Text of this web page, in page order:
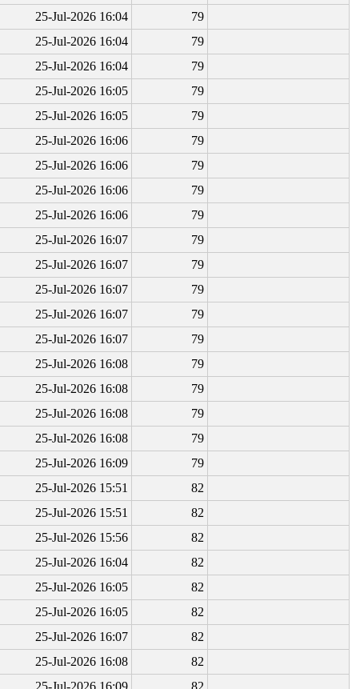
25-Jul-2026 16:04
79
25-Jul-2026 16:04
79
25-Jul-2026 16:04
79
25-Jul-2026 16:05
79
25-Jul-2026 16:05
79
25-Jul-2026 16:06
79
25-Jul-2026 16:06
79
25-Jul-2026 16:06
79
25-Jul-2026 16:06
79
25-Jul-2026 16:07
79
25-Jul-2026 16:07
79
25-Jul-2026 16:07
79
25-Jul-2026 16:07
79
25-Jul-2026 16:07
79
25-Jul-2026 16:08
79
25-Jul-2026 16:08
79
25-Jul-2026 16:08
79
25-Jul-2026 16:08
79
25-Jul-2026 16:09
79
25-Jul-2026 15:51
82
25-Jul-2026 15:51
82
25-Jul-2026 15:56
82
25-Jul-2026 16:04
82
25-Jul-2026 16:05
82
25-Jul-2026 16:05
82
25-Jul-2026 16:07
82
25-Jul-2026 16:08
82